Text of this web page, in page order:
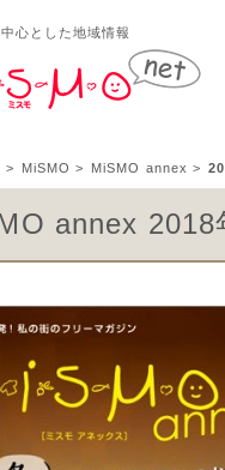
心とした地域情報
> MiSMO > MiSMO annex >
annex 2018